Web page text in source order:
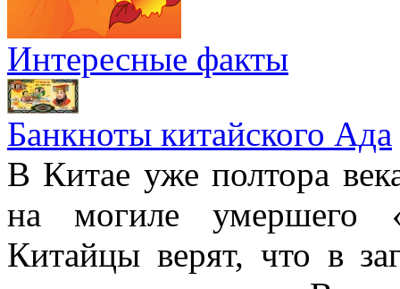
Интересные факты
Банкноты китайского Ада
В Китае уже полтора
на могиле умершего
Китайцы верят, что в